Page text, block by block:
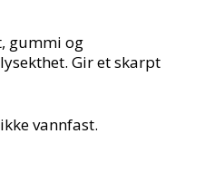
gummi og
Gir et skarpt
vannfast.